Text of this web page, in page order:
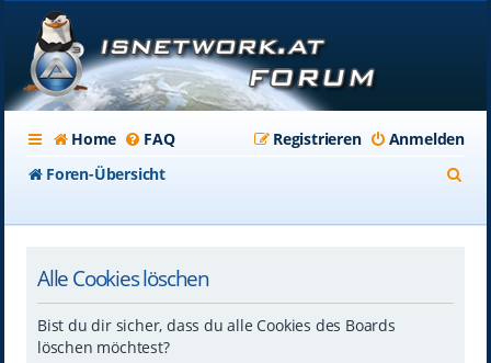
Home FAQ Anmelden
Registrieren
Foren-Übersicht
Alle Cookies löschen
Bist du dir sicher, dass du alle Cookies des Boards
löschen möchtest?